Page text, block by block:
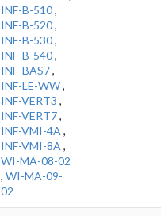
INF-B-510,
INF-B-520,
INF-B-530,
INF-B-540,
INF-BAS7,
INF-LE-WW,
INF-VERT3 ,
INF-VERT7,
INF-VMI-4A ,
INF-VMI-8A ,
WI-MA-08-02
, WI-MA-09-
02